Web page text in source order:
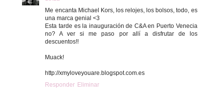
Me encanta Michael Kors, los relojes, los bolsos, todo, es
una marca genial <3
Esta tarde es la inauguración de C&A en Puerto Venecia
no? A ver si me paso por allí a disfrutar de los
descuentos!!
Muack!
http://xmyloveyouare.blogspot.com.es
Responder Eliminar